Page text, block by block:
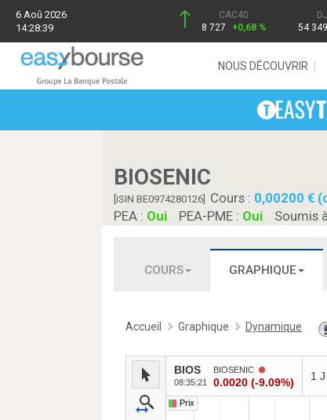
6 Aoû 2026
14:28:39
CAC40
8 727
+0,68 %
54
NOUS DÉCOUVRIR
BIOSENIC
[ISIN BE0974280126] Cours : 0,00200 €
PEA : Oui PEA-PME : Oui Soumis
COURS GRAPHIQUE
Accueil Graphique Dynamique